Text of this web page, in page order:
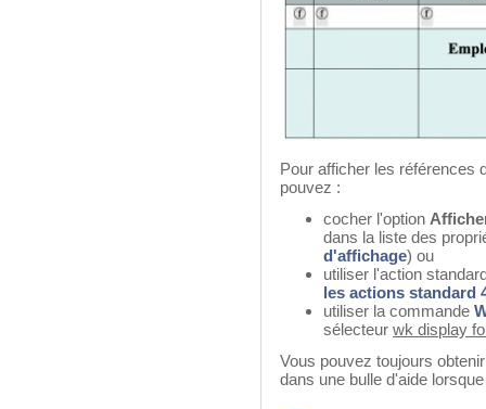
Pour afficher les références
pouvez :
cocher l'option
dans la liste des
d'affichage) ou
utiliser l'action
les actions standard
utiliser la commande
sélecteur wk display
Vous pouvez toujours
dans une bulle d'aide